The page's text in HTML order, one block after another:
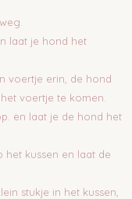
laat je hond het
voertje erin, de hond
voertje te komen.
en laat je de hond het
kussen en laat de
stukje in het kussen,